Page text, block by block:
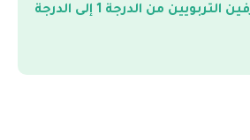
نتائج ترقية المتصرفين التربويين من الدرجة 1 إلى الدرجة